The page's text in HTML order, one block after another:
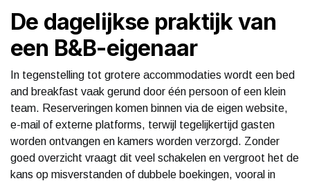
De dagelijkse praktijk van
een B&B-eigenaar
In tegenstelling tot grotere accommodaties wordt een bed
and breakfast vaak gerund door één persoon of een klein
team. Reserveringen komen binnen via de eigen website,
e-mail of externe platforms, terwijl tegelijkertijd gasten
worden ontvangen en kamers worden verzorgd. Zonder
goed overzicht vraagt dit veel schakelen en vergroot het de
kans op misverstanden of dubbele boekingen, vooral in